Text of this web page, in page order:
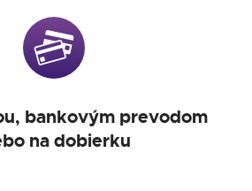
bankovým prevodom
na dobierku